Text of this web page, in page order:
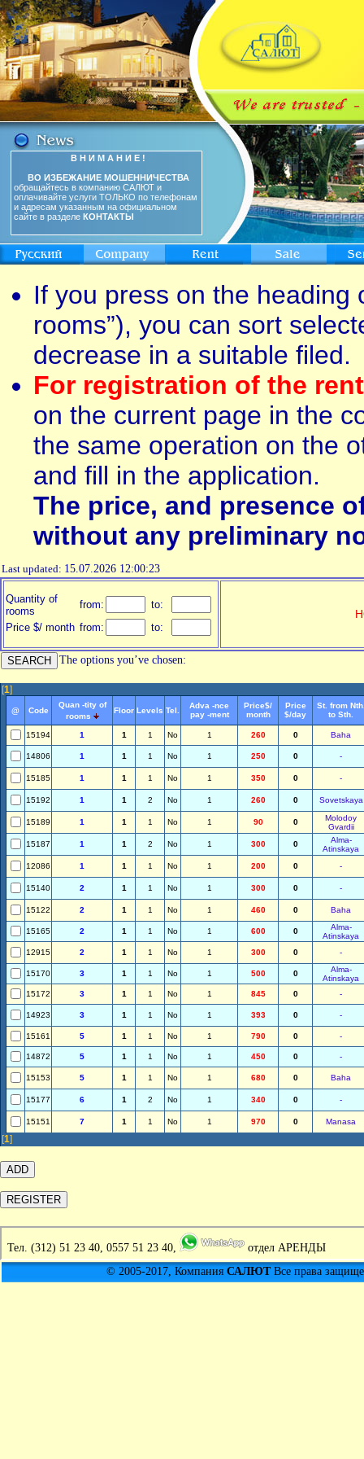
В Н И М А Н И Е !
ВО ИЗБЕЖАНИЕ МОШЕННИЧЕСТВА
обращайтесь в компанию САЛЮТ и
оплачивайте услуги ТОЛЬКО по телефонам
и адресам указанным на официальном
сайте в разделе КОНТАКТЫ
If you press on the heading
rooms”), you can sort
decrease in a suitable filed.
For registration of the
on the current page in the
the same operation on the
and fill in the application.
The price, and presence
without any preliminary
Last updated: 15.07.2026 12:00:23
Quantity of
rooms
from:
to:
Price $/ month from: to:
The options you’ve chosen:
[1]
@ Code
Quan -tity of
rooms
Floor Levels Tel.
Adva -nce
pay -ment
Price$/
month
Price
$/day
St. from
to Sth.
15194 1 1 1 No 1 260 0 Baha
14806 1 1 1 No 1 250 0 -
15185 1 1 1 No 1 350 0 -
15192 1 1 2 No 1 260 0 Sovetskaya
15189 1 1 1 No 1 90 0
Molodoy
Gvardii
15187
1 1 2 No 1 300 0
Alma-
Atinskaya
12086
1 1 1 No 1 200 0 -
15140 2 1 1 No 1 300 0 -
15122 2 1 1 No 1 460 0 Baha
15165 2 1 1 No 1 600 0
Alma-
Atinskaya
12915
2 1 1 No 1 300 0 -
15170 3 1 1 No 1 500 0
Alma-
Atinskaya
15172
3 1 1 No 1 845 0 -
14923 3 1 1 No 1 393 0 -
15161 5 1 1 No 1 790 0 -
14872 5 1 1 No 1 450 0 -
15153 5 1 1 No 1 680 0 Baha
15177 6 1 2 No 1 340 0 -
15151 7 1 1 No 1 970 0 Manasa
[1]
Тел. (312) 51 23 40, 0557 51 23 40,
отдел АРЕНДЫ
© 2005-2017, Компания САЛЮТВсе права